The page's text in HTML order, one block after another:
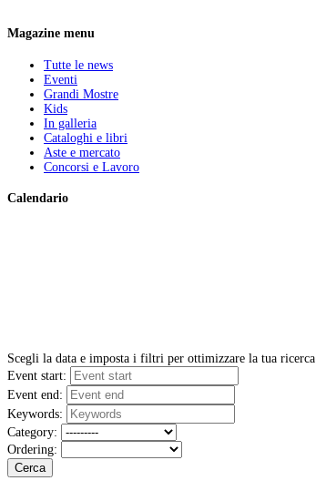
Magazine menu
Tutte le news
Eventi
Grandi Mostre
Kids
In galleria
Cataloghi e libri
Aste e mercato
Concorsi e Lavoro
Calendario
Scegli la data e imposta i filtri per ottimizzare la tua ricerca
Event start:
Event end:
Keywords:
Category:
Ordering:
Cerca